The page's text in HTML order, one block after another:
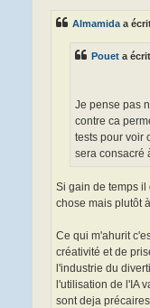
Almamida a
Pouet a
Je pense pas
contre ca
tests pour voir
sera consacré
Si gain de temps il
chose mais plutôt
Ce qui m'ahurit
créativité et de
l'industrie du
l'utilisation de l'IA
sont deja